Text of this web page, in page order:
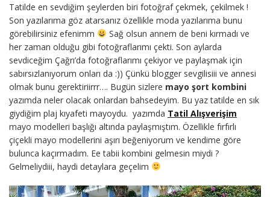
Tatilde en sevdiğim şeylerden biri fotoğraf çekmek, çekilmek !
Son yazılarıma göz atarsanız özellikle moda yazılarıma bunu
görebilirsiniz efenimm
Sağ olsun annem de beni kırmadı ve
her zaman olduğu gibi fotoğraflarımı çekti. Son aylarda
sevdiceğim Çağrı’da fotoğraflarımı çekiyor ve paylaşmak için
sabırsızlanıyorum onları da :)) Çünkü blogger sevgilisiii ve annesi
olmak bunu gerektiriirrr…. Bugün sizlere mayo şort kombini
yazımda neler olacak onlardan bahsedeyim. Bu yaz tatilde en sık
giydiğim plaj kıyafeti mayoydu. yazımda Tatil Alışverişim
mayo modelleri başlığı altında paylaşmıştım. Özellikle fırfırlı
çiçekli mayo modellerini aşırı beğeniyorum ve kendime göre
bulunca kaçırmadım. Ee tabii kombini gelmesin miydi ?
Gelmeliydiii, haydi detaylara geçelim